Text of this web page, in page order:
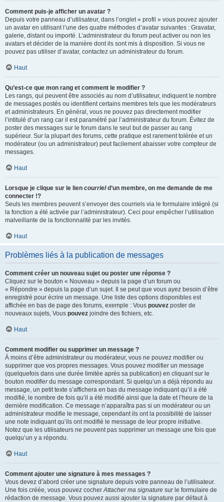
Comment puis-je afficher un avatar ?
Depuis votre panneau d’utilisateur, dans l’onglet « profil » vous pouvez ajouter
un avatar en utilisant l’une des quatre méthodes d’avatar suivantes : Gravatar,
galerie, distant ou importé. L’administrateur du forum peut activer ou non les
avatars et décider de la manière dont ils sont mis à disposition. Si vous ne
pouvez pas utiliser d’avatar, contactez un administrateur du forum.
Haut
Qu’est-ce que mon rang et comment le modifier ?
Les rangs, qui peuvent être associés au nom d’utilisateur, indiquent le nombre
de messages postés ou identifient certains membres tels que les modérateurs
et administrateurs. En général, vous ne pouvez pas directement modifier
l’intitulé d’un rang car il est paramétré par l’administrateur du forum. Évitez de
poster des messages sur le forum dans le seul but de passer au rang
supérieur. Sur la plupart des forums, cette pratique est rarement tolérée et un
modérateur (ou un administrateur) peut facilement abaisser votre compteur de
messages.
Haut
Lorsque je clique sur le lien courrield’un membre, on me demande de me
connecter !?
Seuls les membres peuvent s’envoyer des courriels via le formulaire intégré (si
la fonction a été activée par l’administrateur). Ceci pour empêcher l’utilisation
malveillante de la fonctionnalité par les invités.
Haut
Problèmes liés à la publication de messages
Comment créer un nouveau sujet ou poster une réponse ?
Cliquez sur le bouton « Nouveau » depuis la page d’un forum ou
« Répondre » depuis la page d’un sujet. Il se peut que vous ayez besoin d’être
enregistré pour écrire un message. Une liste des options disponibles est
affichée en bas de page des forums, exemple : Vous pouvez poster de
nouveaux sujets, Vous pouvez joindre des fichiers, etc.
Haut
Comment modifier ou supprimer un message ?
À moins d’être administrateur ou modérateur, vous ne pouvez modifier ou
supprimer que vos propres messages. Vous pouvez modifier un message
(quelquefois dans une durée limitée après sa publication) en cliquant sur le
bouton modifierdu message correspondant. Si quelqu’un a déjà répondu au
message, un petit texte s’affichera en bas du message indiquant qu’il a été
modifié, le nombre de fois qu’il a été modifié ainsi que la date et l’heure de la
dernière modification. Ce message n’apparaîtra pas si un modérateur ou un
administrateur modifie le message, cependant ils ont la possibilité de laisser
une note indiquant qu’ils ont modifié le message de leur propre initiative.
Notez que les utilisateurs ne peuvent pas supprimer un message une fois que
quelqu’un y a répondu.
Haut
Comment ajouter une signature à mes messages ?
Vous devez d’abord créer une signature depuis votre panneau de l’utilisateur.
Une fois créée, vous pouvez cocherAttacher ma signature sur le formulaire de
rédaction de message. Vous pouvez aussi ajouter la signature par défaut à